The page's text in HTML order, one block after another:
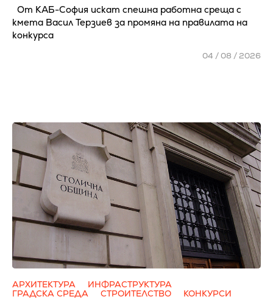
От КАБ-София искат спешна работна среща с
кмета Васил Терзиев за промяна на правилата на
конкурса
04 / 08 / 2026
АРХИТЕКТУРА
ИНФРАСТРУКТУРА
ГРАДСКА СРЕДА
СТРОИТЕЛСТВО КОНКУРСИ